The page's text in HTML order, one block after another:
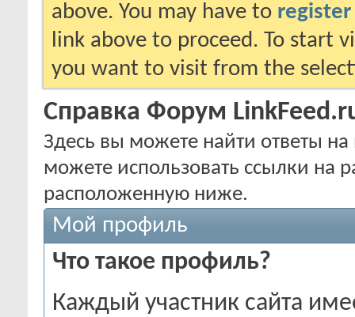
above. You may have to register
link above to proceed. To start
you want to visit from the
Справка Форум
Здесь вы можете найти ответы
можете использовать ссылки на
расположенную ниже.
Мой профиль
Что такое профиль?
Каждый участник сайта